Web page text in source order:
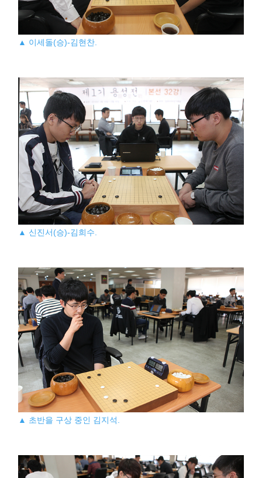
▲ 이세돌(승)-김현찬.
▲ 신진서(승)-김희수.
▲ 초반을 구상 중인 김지석.